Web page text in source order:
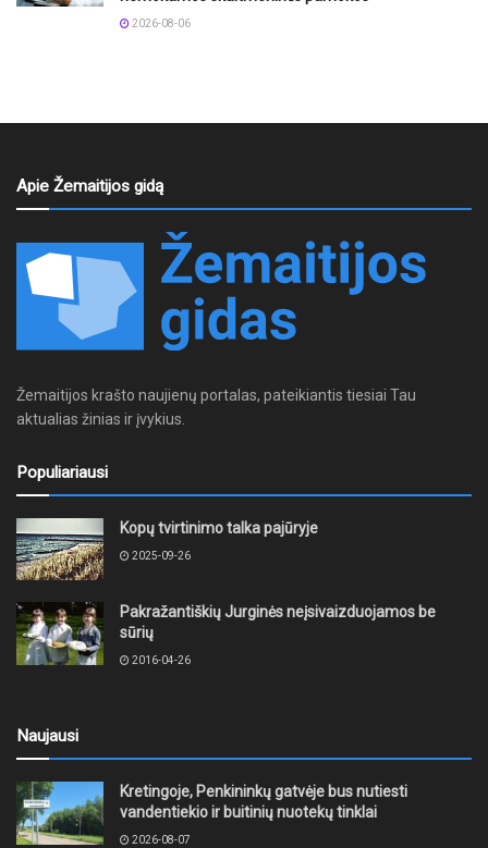
2026-08-06
Apie Žemaitijos gidą
Žemaitijos krašto naujienų portalas, pateikiantis tiesiai Tau
aktualias žinias ir įvykius.
Populiariausi
Kopų tvirtinimo talka pajūryje
2025-09-26
Pakražantiškių Jurginės neįsivaizduojamos be
sūrių
2016-04-26
Naujausi
Kretingoje, Penkininkų gatvėje bus nutiesti
vandentiekio ir buitinių nuotekų tinklai
2026-08-07